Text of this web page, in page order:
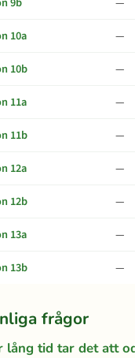
10a
—
10b
—
11a
—
11b
—
12a
—
12b
—
13a
—
13b
—
frågor
lång tid tar det att